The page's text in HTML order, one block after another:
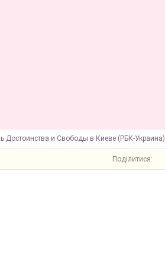
Достоинства и Свободы в Киеве (РБК-Украина)
Поділитися: